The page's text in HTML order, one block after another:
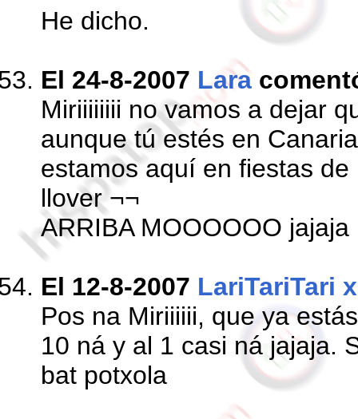
He dicho.
El 24-8-2007 Lara
Miriiiiiiii no vamos a dejar
aunque tú estés en
estamos aquí en fiestas
llover ¬¬
ARRIBA MOOOOOO jajaja
El 12-8-2007 LariTariTari
Pos na Miriiiiii, que ya
10 ná y al 1 casi ná jajaja.
bat potxola